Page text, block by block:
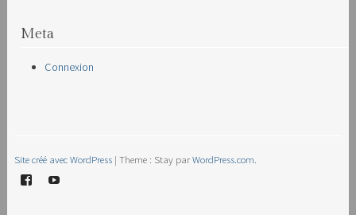
Meta
Connexion
Site créé avec WordPress | Theme : Stay parWordPress.com